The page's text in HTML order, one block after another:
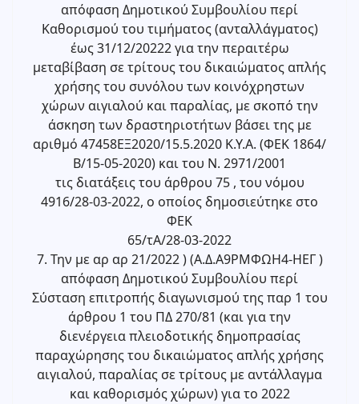
απόφαση Δημοτικού Συμβουλίου περί
Καθορισμού του τιμήματος (ανταλλάγματος)
έως 31/12/20222 για την περαιτέρω
μεταβίβαση σε τρίτους του δικαιώματος απλής
χρήσης του συνόλου των κοινόχρηστων
χώρων αιγιαλού και παραλίας, με σκοπό την
άσκηση των δραστηριοτήτων βάσει της με
αριθμό 47458ΕΞ2020/15.5.2020 Κ.Υ.Α. (ΦΕΚ 1864/
Β/15-05-2020) και του Ν. 2971/2001
τις διατάξεις του άρθρου 75 , του νόμου
4916/28-03-2022, ο οποίος δημοσιεύτηκε στο
ΦΕΚ
65/τΑ/28-03-2022
7. Την με αρ αρ 21/2022 ) (Α.Δ.Α9ΡΜΦΩΗ4-ΗΕΓ )
απόφαση Δημοτικού Συμβουλίου περί
Σύσταση επιτροπής διαγωνισμού της παρ 1 του
άρθρου 1 του ΠΔ 270/81 (και για την
διενέργεια πλειοδοτικής δημοπρασίας
παραχώρησης του δικαιώματος απλής χρήσης
αιγιαλού, παραλίας σε τρίτους με αντάλλαγμα
και καθορισμός χώρων) για το 2022